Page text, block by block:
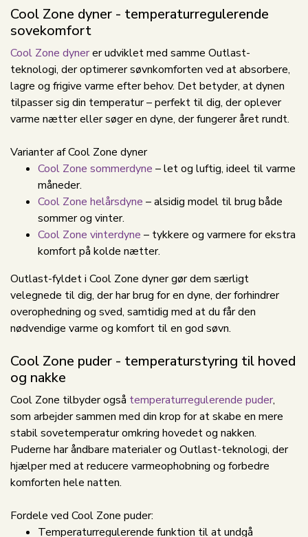
Cool Zone dyner - temperaturregulerende
sovekomfort
Cool Zone dynerer udviklet med samme Outlast-
teknologi, der optimerer søvnkomforten ved at absorbere,
lagre og frigive varme efter behov. Det betyder, at dynen
tilpasser sig din temperatur – perfekt til dig, der oplever
varme nætter eller søger en dyne, der fungerer året rundt.
Varianter af Cool Zone dyner
Cool Zone sommerdyne – let og luftig, ideel til varme
måneder.
Cool Zone helårsdyne – alsidig model til brug både
sommer og vinter.
Cool Zone vinterdyne – tykkere og varmere for ekstra
komfort på kolde nætter.
Outlast-fyldet i Cool Zone dyner gør dem særligt
velegnede til dig, der har brug for en dyne, der forhindrer
overophedning og sved, samtidig med at du får den
nødvendige varme og komfort til en god søvn.
Cool Zone puder - temperaturstyring til hoved
og nakke
Cool Zone tilbyder også temperaturregulerende puder,
som arbejder sammen med din krop for at skabe en mere
stabil sovetemperatur omkring hovedet og nakken.
Puderne har åndbare materialer og Outlast-teknologi, der
hjælper med at reducere varmeophobning og forbedre
komforten hele natten.
Fordele ved Cool Zone puder:
Temperaturregulerende funktion til at undgå